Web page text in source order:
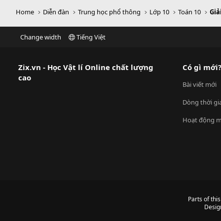
Home Diễn đàn Trung học phổ thông Lớp 10 Toán 10
Change width Tiếng Việt
Zix.vn - Học Vật lí Online chất lượng
cao
Có gì mới?
Bài viết mới
Dòng thời
Hoạt động
Parts of